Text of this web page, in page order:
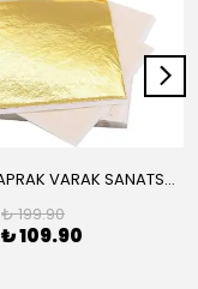
ALTIN YAPRAK VARAK SANATSAL BÜYÜK BOY FOLYO EPOKSİ REÇİNE NAİL ART 8 ADET ALTIN RENK 14X14 CM
₺ 199.90
₺ 109.90